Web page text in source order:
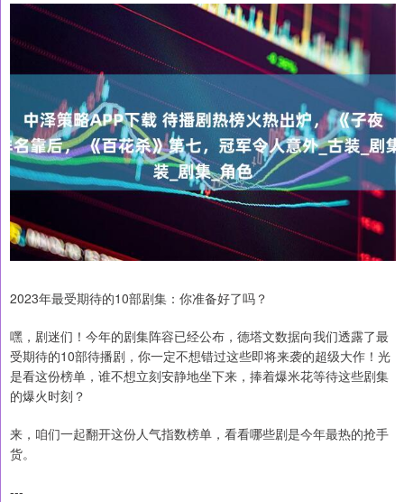
2023年最受期待的10部剧集：你准备好了吗？
嘿，剧迷们！今年的剧集阵容已经公布，德塔文数据向我们透露了最
受期待的10部待播剧，你一定不想错过这些即将来袭的超级大作！光
是看这份榜单，谁不想立刻安静地坐下来，捧着爆米花等待这些剧集
的爆火时刻？
来，咱们一起翻开这份人气指数榜单，看看哪些剧是今年最热的抢手
货。
---